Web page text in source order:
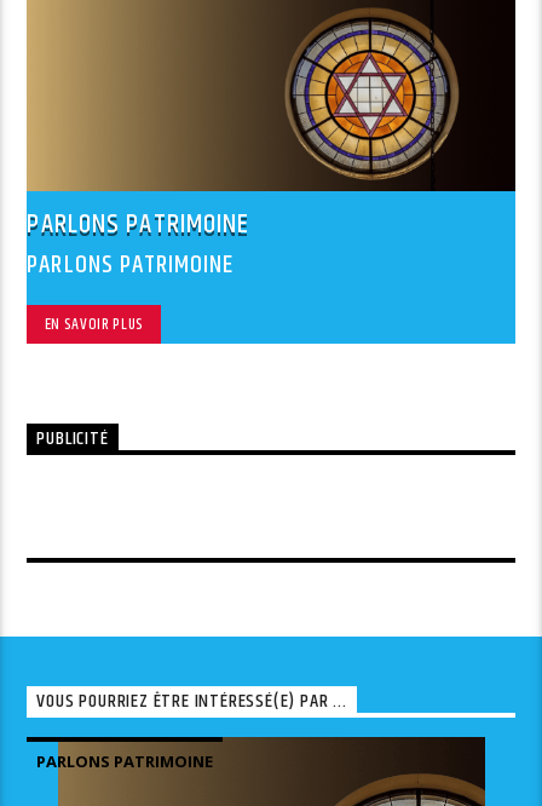
PARLONS PATRIMOINE
PARLONS PATRIMOINE
EN SAVOIR PLUS
PUBLICITÉ
VOUS POURRIEZ ÊTRE INTÉRESSÉ(E) PAR ...
PARLONS PATRIMOINE